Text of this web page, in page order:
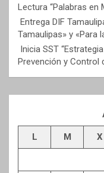
Lectura “Palabras en
Entrega DIF
Tamaulipas» y «Para
Inicia SST
Prevención y Control
L M X